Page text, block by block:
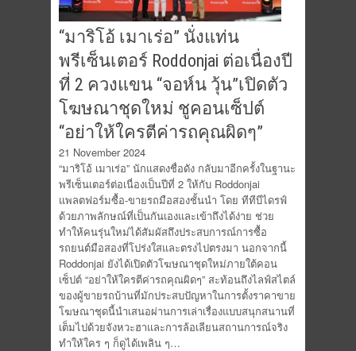
“มาริโอ้ เมาเร่อ” นั่งแท่น
พรีเซ็นเตอร์ Roddonjai ต่อเนื่องปี
ที่ 2 ควงแขน “จอห์น วุ้น”เปิดตัว
โฆษณาชุดใหม่ ชูคอนเซ็ปต์
“อย่าให้ใครตีค่ารถคุณผิดๆ”
21 November 2024
“มาริโอ้ เมาเร่อ” นักแสดงชื่อดัง กลับมาอีกครั้งในฐานะ
พรีเซ็นเตอร์ต่อเนื่องเป็นปีที่ 2 ให้กับ Roddonjai
แพลตฟอร์มซื้อ-ขายรถมือสองชั้นนำ โดย ทีทีบีไดรฟ์
ด้วยภาพลักษณ์ที่เป็นกันเองและเข้าถึงได้ง่าย ช่วย
ทำให้คนรุ่นใหม่ได้สัมผัสถึงประสบการณ์การซื้อ
รถยนต์มือสองที่โปร่งใสและตรงไปตรงมา นอกจากนี้
Roddonjai ยังได้เปิดตัวโฆษณาชุดใหม่ภายใต้คอน
เซ็ปต์ “อย่าให้ใครตีค่ารถคุณผิดๆ” สะท้อนถึงไลฟ์สไตล์
ของผู้ขายรถบ้านที่มักประสบปัญหาในการตั้งราคาขาย
โฆษณาชุดนี้นำเสนอผ่านการเล่าเรื่องแบบสนุกสนานที่
เต็มไปด้วยจังหวะฮาและการล้อเลียนสถานการณ์จริง
ทำให้ใคร ๆ ก็ดูได้เพลิน ๆ…